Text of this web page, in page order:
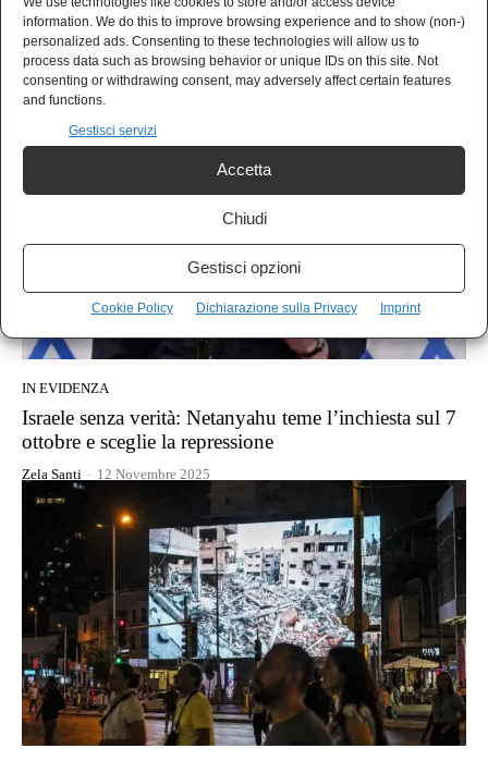
information. We do this to improve browsing experience and to show (non-)
personalized ads. Consenting to these technologies will allow us to
process data such as browsing behavior or unique IDs on this site. Not
consenting or withdrawing consent, may adversely affect certain features
and functions.
Gestisci servizi
Accetta
Chiudi
Gestisci opzioni
Cookie Policy Dichiarazione sulla Privacy Imprint
Matteo Salvini: l’influencer al potere tra giravole e
promesse (mai) mantenute
Alexandro Sabetti - 12 Novembre 2025
IN EVIDENZA
Israele senza verità: Netanyahu teme l’inchiesta sul 7
ottobre e sceglie la repressione
Zela Santi - 12 Novembre 2025